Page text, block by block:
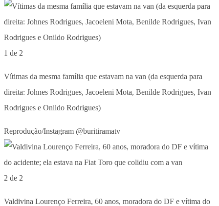
1 de 2
Vítimas da mesma família que estavam na van (da esquerda para
direita: Johnes Rodrigues, Jacoeleni Mota, Benilde Rodrigues, Ivan
Rodrigues e Onildo Rodrigues)
Reprodução/Instagram @buritiramatv
2 de 2
Valdivina Lourenço Ferreira, 60 anos, moradora do DF e vítima do